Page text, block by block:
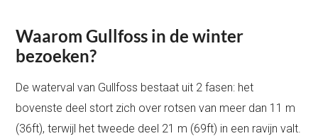
Waarom Gullfoss in de winter
bezoeken?
De waterval van Gullfoss bestaat uit 2 fasen: het
bovenste deel stort zich over rotsen van meer dan 11 m
(36ft), terwijl het tweede deel 21 m (69ft) in een ravijn valt.